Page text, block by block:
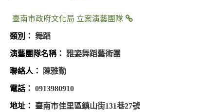
字
詢
臺南市政府文化局 立案演藝團隊
舞蹈
雅姿舞蹈藝術團
陳雅勤
0913980910
臺南市佳里區鎮山街131巷27號